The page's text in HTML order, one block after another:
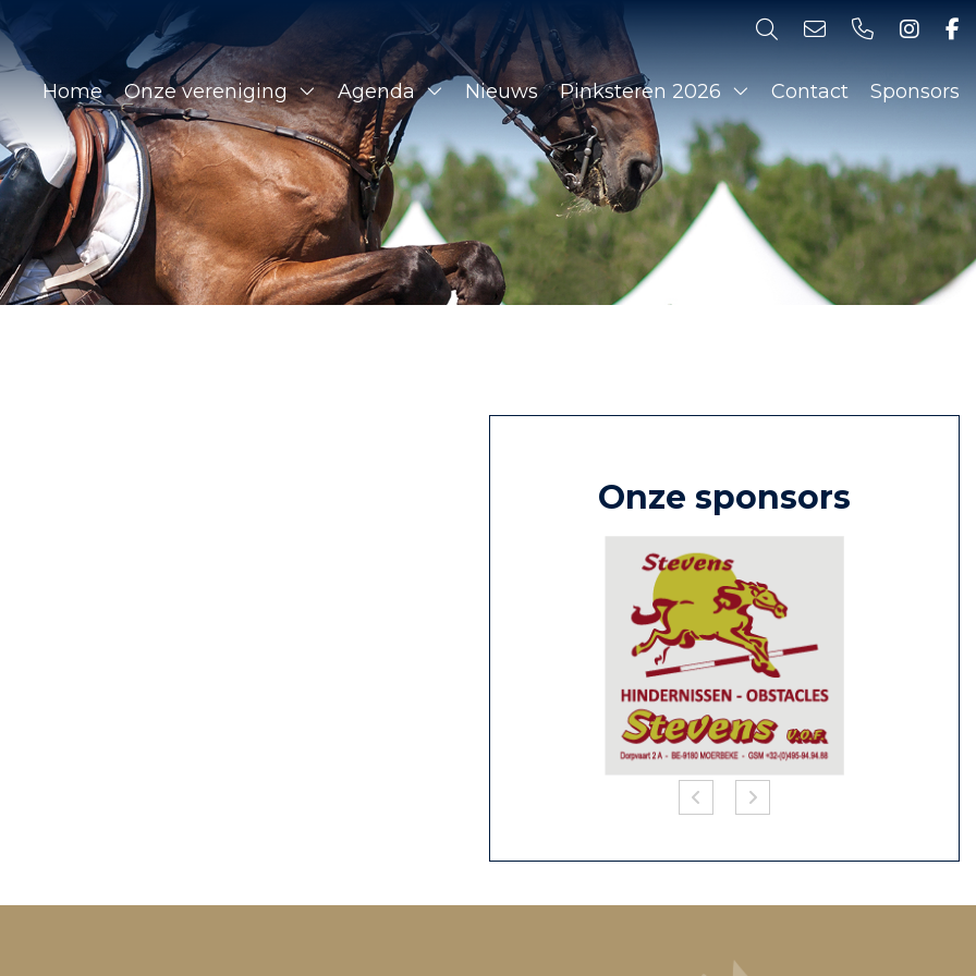
Home Onze vereniging Agenda Nieuws Pinksteren 2026 Contact Sponsors
Onze sponsors